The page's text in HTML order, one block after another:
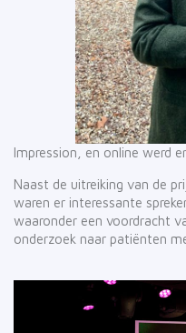
Impression, en online werd
Naast de uitreiking van de
waren er interessante
waaronder een voordracht
onderzoek naar patiënten